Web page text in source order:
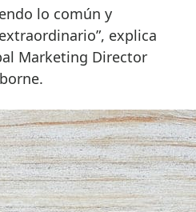
lo común y
explica
Marketing Director